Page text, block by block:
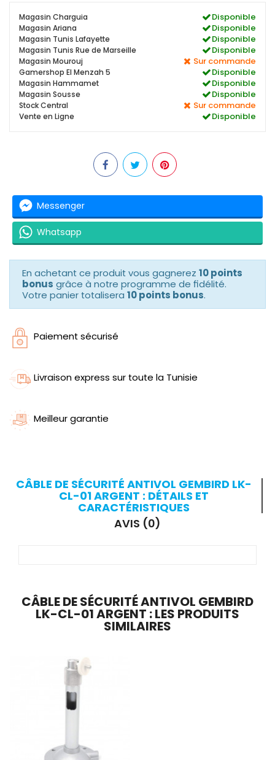
Magasin Charguia Disponible
Magasin Ariana Disponible
Magasin Tunis Lafayette Disponible
Magasin Tunis Rue de Marseille Disponible
Magasin Mourouj Sur commande
Gamershop El Menzah 5 Disponible
Magasin Hammamet Disponible
Magasin Sousse Disponible
Stock Central Sur commande
Vente en Ligne Disponible
Messenger
Whatsapp
En achetant ce produit vous gagnerez 10 points
bonus grâce à notre programme de fidélité.
Votre panier totalisera 10 points bonus.
Paiement sécurisé
Livraison express sur toute la Tunisie
Meilleur garantie
CÂBLE DE SÉCURITÉ ANTIVOL GEMBIRD LK-
CL-01 ARGENT : DÉTAILS ET
CARACTÉRISTIQUES
AVIS (0)
CÂBLE DE SÉCURITÉ ANTIVOL GEMBIRD
LK-CL-01 ARGENT : LES PRODUITS
SIMILAIRES